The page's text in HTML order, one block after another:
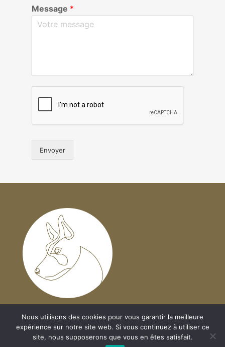
Message *
Envoyer
Mes services
Nous utilisons des cookies pour vous garantir la meilleure
expérience sur notre site web. Si vous continuez à utiliser ce
site, nous supposerons que vous en êtes satisfait.